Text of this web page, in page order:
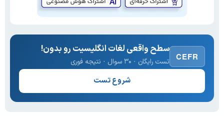
CEFR
سطح واقعی لغات انگلیسیت رو بدون!
تست رایگان · ۳۰ سوال · نتیجه فوری
شروع تست